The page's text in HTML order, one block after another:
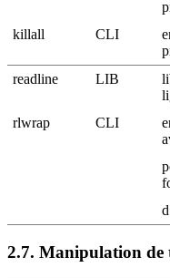
killall CLI
readline LIB
rlwrap
CLI
2.7. Manipulation de